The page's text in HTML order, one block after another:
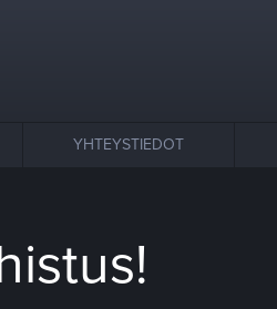
YHTEYSTIEDOT